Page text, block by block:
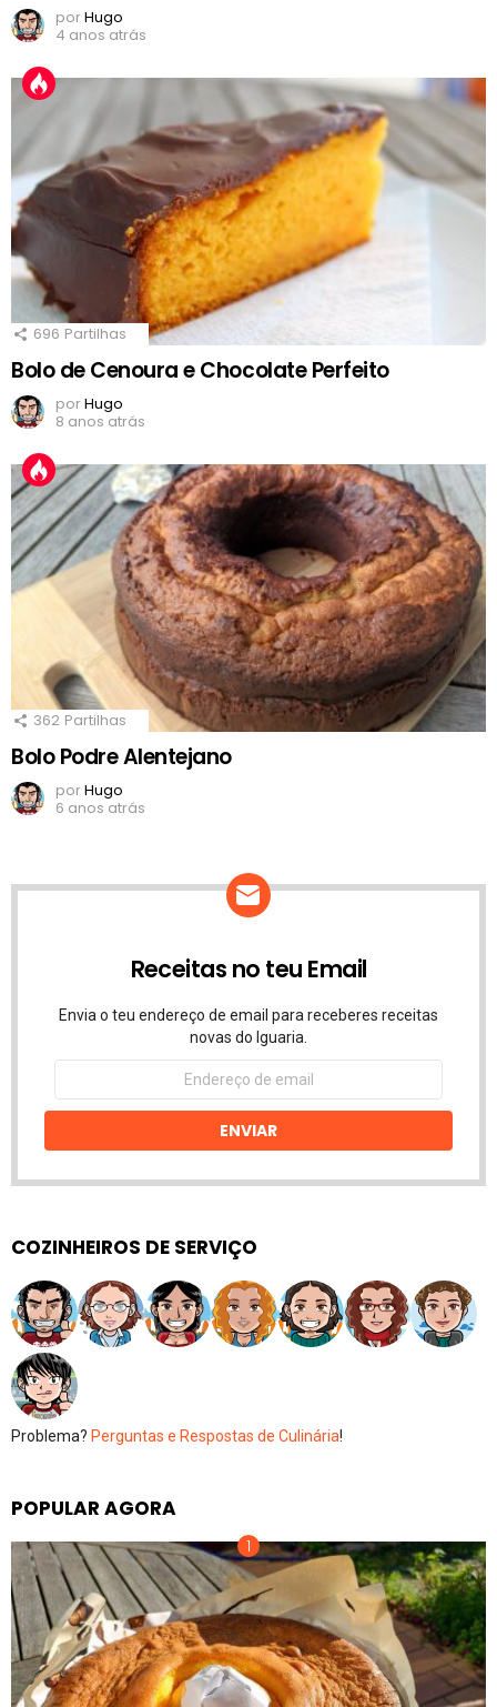
porHugo
4 anos atrás
696 Partilhas
Bolo de Cenoura e Chocolate Perfeito
porHugo
8 anos atrás
362 Partilhas
Bolo Podre Alentejano
porHugo
6 anos atrás
Receitas no teu Email
Envia o teu endereço de email para receberes receitas
novas do Iguaria.
Endereço
email
ENVIAR
COZINHEIROS DE SERVIÇO
Problema? Perguntas e Respostas de Culinária!
POPULAR AGORA